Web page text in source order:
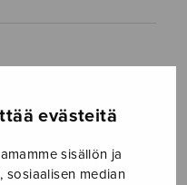
evästeitä
sisällön ja
sosiaalisen median